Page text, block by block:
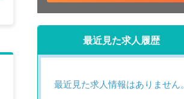
最近見た求人履歴
最近見た求人情報はありません。